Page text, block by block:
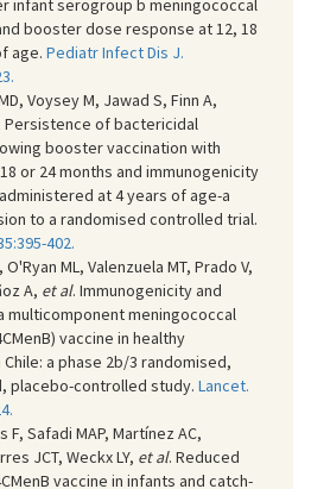
booster dose response at 12, 18
age. Pediatr Infect Dis J.
Voysey M, Jawad S, Finn A,
Persistence of bactericidal
booster vaccination with
or 24 months and immunogenicity
at 4 years of age-a
to a randomised controlled trial.
402.
ML, Valenzuela MT, Prado V,
A, et al. Immunogenicity and
multicomponent meningococcal
vaccine in healthy
a phase 2b/3 randomised,
placebo-controlled study. Lancet.
F, Safadi MAP, Martínez AC,
JCT, Weckx LY, et al. Reduced
vaccine in infants and catch-